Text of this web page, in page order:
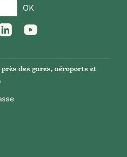
OK
des gares, aéroports et